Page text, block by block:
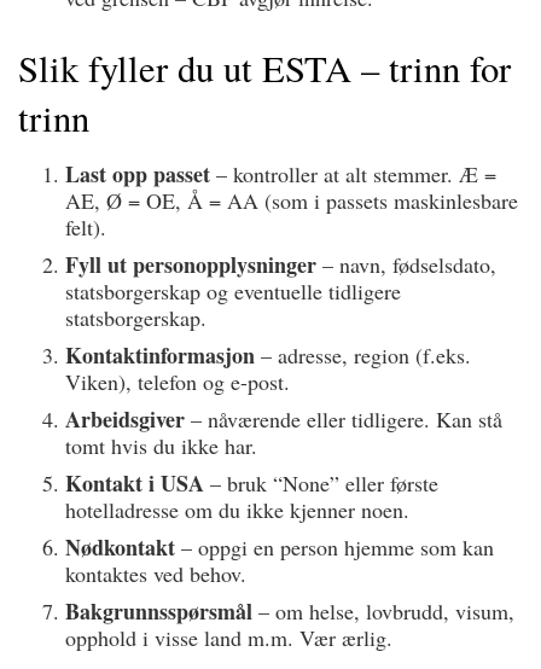
Slik fyller du ut ESTA – trinn for
trinn
Last opp passet– kontroller at alt stemmer. Æ =
AE, Ø = OE, Å = AA (som i passets maskinlesbare
felt).
Fyll ut personopplysninger– navn, fødselsdato,
statsborgerskap og eventuelle tidligere
statsborgerskap.
Kontaktinformasjon– adresse, region (f.eks.
Viken), telefon og e-post.
Arbeidsgiver– nåværende eller tidligere. Kan stå
tomt hvis du ikke har.
Kontakt i USA– bruk “None” eller første
hotelladresse om du ikke kjenner noen.
Nødkontakt– oppgi en person hjemme som kan
kontaktes ved behov.
Bakgrunnsspørsmål– om helse, lovbrudd, visum,
opphold i visse land m.m. Vær ærlig.